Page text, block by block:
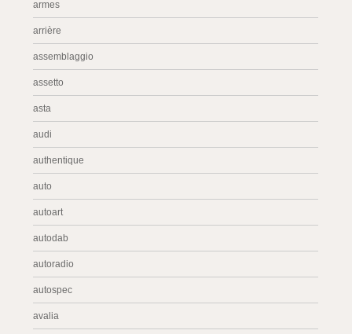
armes
arrière
assemblaggio
assetto
asta
audi
authentique
auto
autoart
autodab
autoradio
autospec
avalia